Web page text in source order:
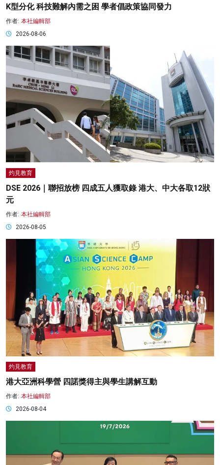
K型分化 科技難解內需之困 學者倡政策協同發力
作者: 本社編輯部
2026-08-06
灼見教育
DSE 2026｜聯招放榜 四成五人獲取錄 港大、中大各取12狀
元
作者: 本社編輯部
2026-08-05
灼見教育
港大亞洲科學營 四諾獎得主與學生講解互動
作者: 本社編輯部
2026-08-04